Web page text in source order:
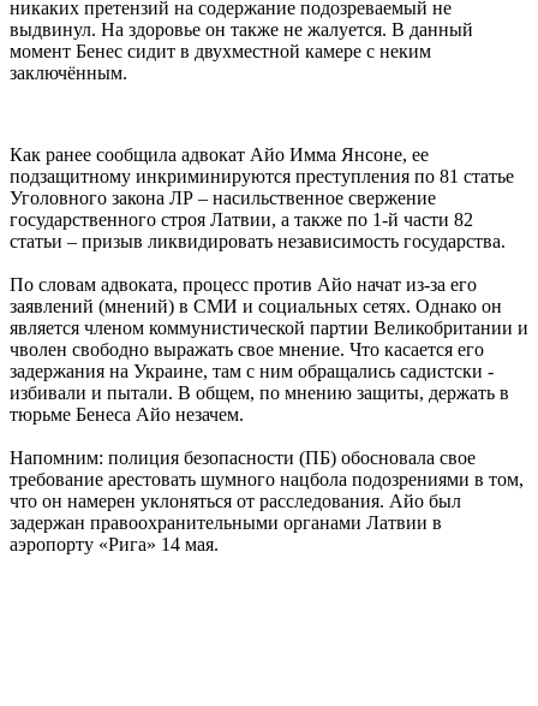
никаких претензий на содержание подозреваемый не
выдвинул. На здоровье он также не жалуется. В данный
момент Бенес сидит в двухместной камере с неким
заключённым.
Как ранее сообщила адвокат Айо Имма Янсоне, ее
подзащитному инкриминируются преступления по 81 статье
Уголовного закона ЛР – насильственное свержение
государственного строя Латвии, а также по 1-й части 82
статьи – призыв ликвидировать независимость государства.
По словам адвоката, процесс против Айо начат из-за его
заявлений (мнений) в СМИ и социальных сетях. Однако он
является членом коммунистической партии Великобритании и
чволен свободно выражать свое мнение. Что касается его
задержания на Украине, там с ним обращались садистски -
избивали и пытали. В общем, по мнению защиты, держать в
тюрьме Бенеса Айо незачем.
Напомним: полиция безопасности (ПБ) обосновала свое
требование арестовать шумного нацбола подозрениями в том,
что он намерен уклоняться от расследования. Айо был
задержан правоохранительными органами Латвии в
аэропорту «Рига» 14 мая.